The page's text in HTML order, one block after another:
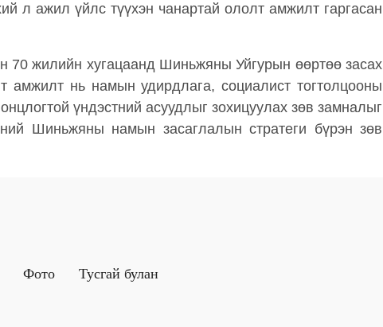
л ажил үйлс түүхэн чанартай ололт амжилт гаргасан
70 жилийн хугацаанд Шиньжяны Уйгурын өөртөө засах
амжилт нь намын удирдлага, социалист тогтолцооны
үндэстний асуудлыг зохицуулах зөв замналыг
Шиньжяны намын засаглалын стратеги бүрэн зөв
Фото Тусгай булан